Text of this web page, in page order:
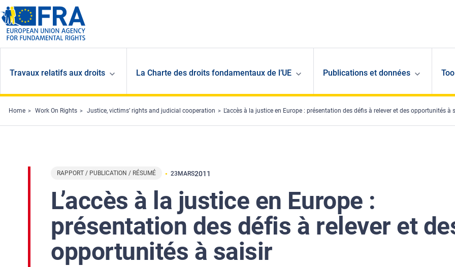
Skip to main content
Travaux relatifs aux droits La Charte des droits fondamentaux de l’UE Publications et données
Home Work On Rights Justice, victims’ rights and judicial cooperation L’accès à la justice en Europe : présentation des défis à relever et des opportunités à
RAPPORT / PUBLICATION / RÉSUMÉ 23 MARS2011
L’accès à la justice en Europe :
présentation des défis à relever et
opportunités à saisir